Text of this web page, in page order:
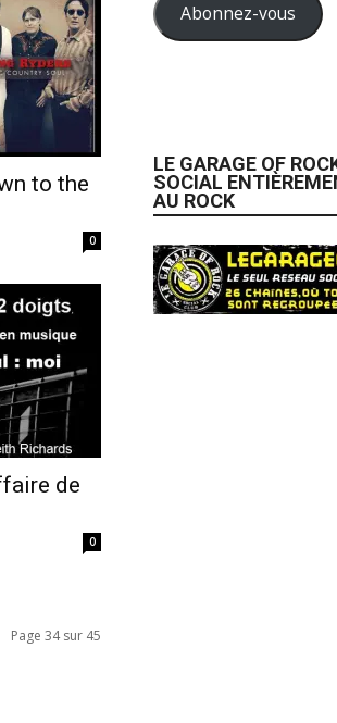
to the
0
de
0
Page 34 sur 45
Abonnez-vous
LE GARAGE OF
SOCIAL
AU ROCK